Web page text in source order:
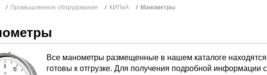
/ Промышленное оборудование / КИПиА / Манометры
Все манометры размещенные в нашем каталоге
готовы к отгрузке. Для получения подробной информации